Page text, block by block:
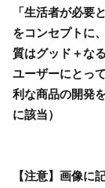
「生活者が必要
をコンセプトに
質はグッド＋な
ユーザーにとっ
利な商品の開発
に該当）
【注意】画像に